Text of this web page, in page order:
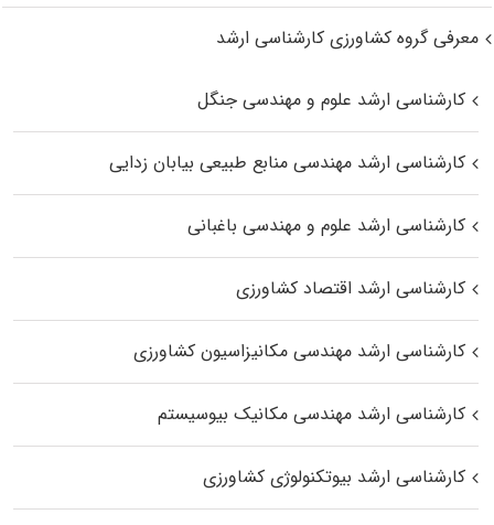
معرفی گروه کشاورزی کارشناسی ارشد
کارشناسی ارشد علوم و مهندسی جنگل
کارشناسی ارشد مهندسی منابع طبیعی بیابان زدایی
کارشناسی ارشد علوم و مهندسی باغبانی
کارشناسی ارشد اقتصاد کشاورزی
کارشناسی ارشد مهندسی مکانیزاسیون کشاورزی
کارشناسی ارشد مهندسی مکانیک بیوسیستم
کارشناسی ارشد بیوتکنولوژی کشاورزی